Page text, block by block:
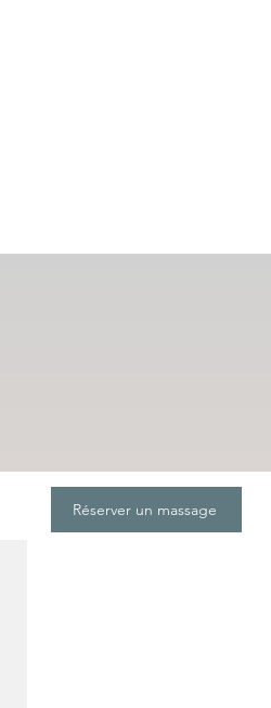
Réserver un massage